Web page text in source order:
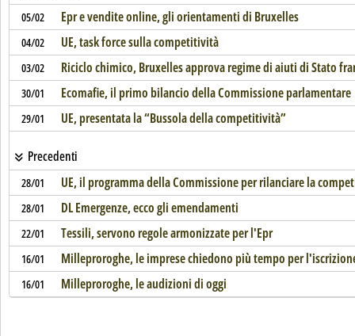
05/02 Epr e vendite online, gli orientamenti di Bruxelles
04/02 UE, task force sulla competitività
03/02 Riciclo chimico, Bruxelles approva regime di aiuti di Stato
30/01 Ecomafie, il primo bilancio della Commissione parlamentare
29/01 UE, presentata la “Bussola della competitività”
Precedenti
28/01 UE, il programma della Commissione per rilanciare la
28/01 DL Emergenze, ecco gli emendamenti
22/01 Tessili, servono regole armonizzate per l'Epr
16/01 Milleproroghe, le imprese chiedono più tempo per
16/01 Milleproroghe, le audizioni di oggi